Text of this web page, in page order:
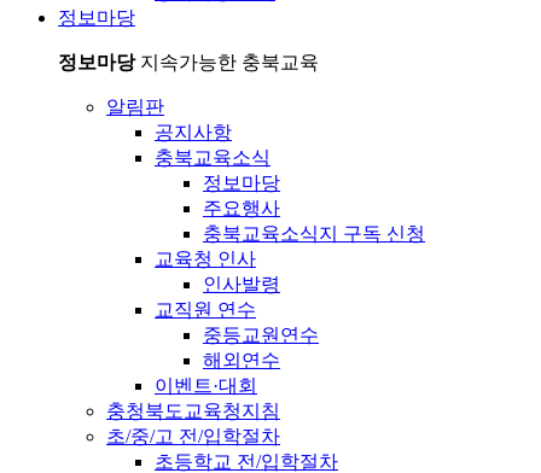
정보마당
정보마당 지속가능한 충북교육
알림판
공지사항
충북교육소식
정보마당
주요행사
충북교육소식지 구독 신청
교육청 인사
인사발령
교직원 연수
중등교원연수
해외연수
이벤트·대회
충청북도교육청지침
초/중/고 전/입학절차
초등학교 전/입학절차